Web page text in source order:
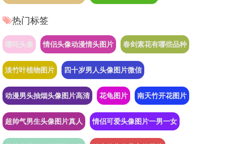
热门标签
哪吒头像 情侣头像动漫情头图片 春剑素花有哪些品种
淡竹叶植物图片 四十岁男人头像图片微信
动漫男头抽烟头像图片高清 花龟图片 南天竹开花图片
超帅气男生头像图片真人 情侣可爱头像图片一男一女